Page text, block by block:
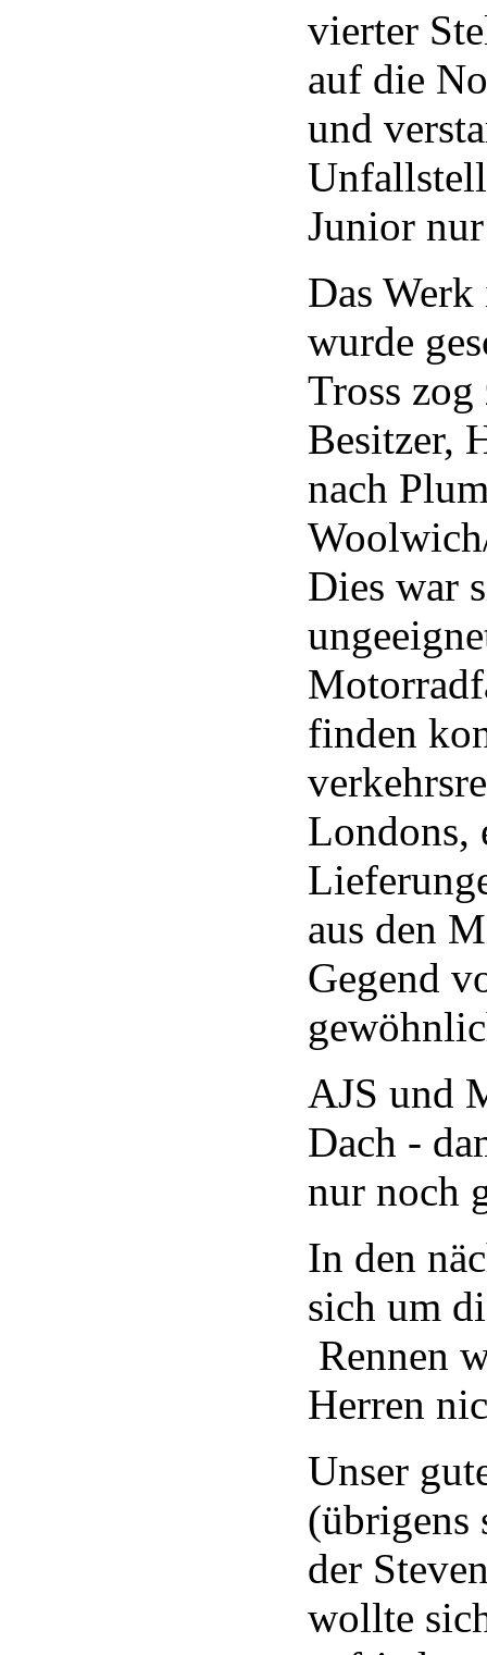
vierter
auf die
und
Junior
Das
wurde
Tross
Besitzer,
nach
Dies war
finden
Londons,
aus den
Gegend
AJS und
Dach -
nur noch
In den
sich um
Rennen
Herren
Unser
(übrigens
der
wollte